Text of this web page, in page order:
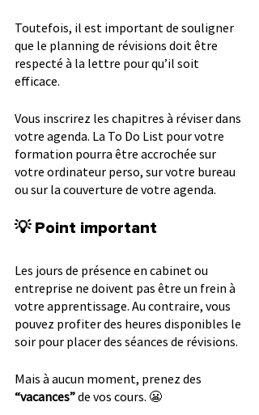
Toutefois, il est important de souligner
que le planning de révisions doit être
respecté à la lettre pour qu’il soit
efficace.
Vous inscrirez les chapitres à réviser dans
votre agenda. La To Do List pour votre
formation pourra être accrochée sur
votre ordinateur perso, sur votre bureau
ou sur la couverture de votre agenda.
💡 Point important
Les jours de présence en cabinet ou
entreprise ne doivent pas être un frein à
votre apprentissage. Au contraire, vous
pouvez profiter des heures disponibles le
soir pour placer des séances de révisions.
Mais à aucun moment, prenez des
“vacances” de vos cours. 😬